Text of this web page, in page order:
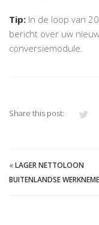
Tip: In de loop van
bericht over uw
conversiemodule.
Share this post:
«LAGER NETTOLOON
BUITENLANDSE